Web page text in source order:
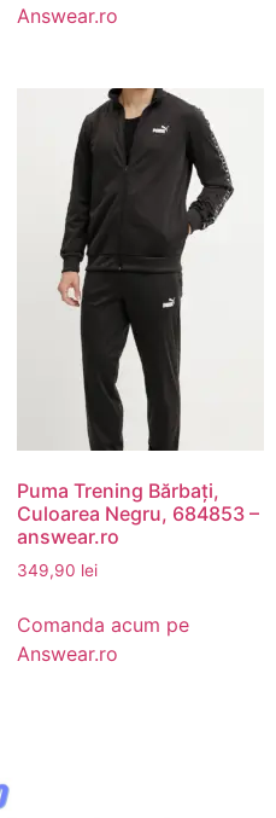
Answear.ro
Puma Trening Bărbați,
Culoarea Negru, 684853 –
answear.ro
349,90 lei
Comanda acum pe
Answear.ro